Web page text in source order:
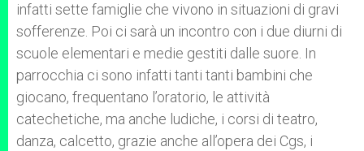
infatti sette famiglie che vivono in situazioni di gravi
sofferenze. Poi ci sarà un incontro con i due diurni di
scuole elementari e medie gestiti dalle suore. In
parrocchia ci sono infatti tanti tanti bambini che
giocano, frequentano l’oratorio, le attività
catechetiche, ma anche ludiche, i corsi di teatro,
danza, calcetto, grazie anche all’opera dei Cgs, i